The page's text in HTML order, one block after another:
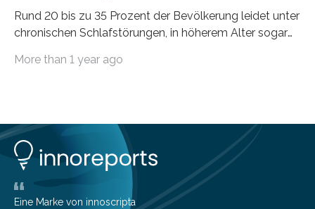
Rund 20 bis zu 35 Prozent der Bevölkerung leidet unter
chronischen Schlafstörungen, in höherem Alter sogar
Erwachsene kennt zudem ein kurzfristiges Schlafdefizit:
Forscher:innen konnten in einer aktuellen Metastudie
zeigen, dass sich die jeweils beteiligten Gehirnregionen
deutlich unterscheiden. Die Ergebnisse der Studie
wurden im Fachmagazin JAMA Psychiatry
veröffentlicht. „Schlechter…
More than 1 year ago
Eine Marke von innoscripta